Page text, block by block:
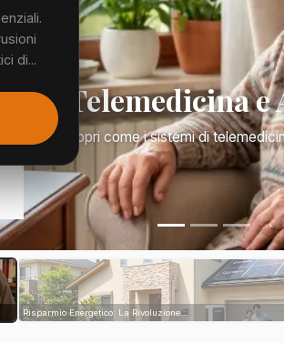
di...
Telemedicina
di tutto. Scopri come i sistemi di
Risparmio Energetico: La Rivoluzione...